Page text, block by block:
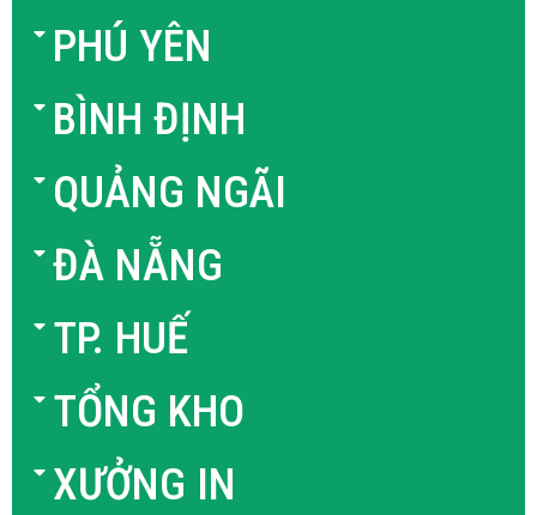
PHÚ YÊN
BÌNH ĐỊNH
QUẢNG NGÃI
ĐÀ NẴNG
TP. HUẾ
TỔNG KHO
XƯỞNG IN